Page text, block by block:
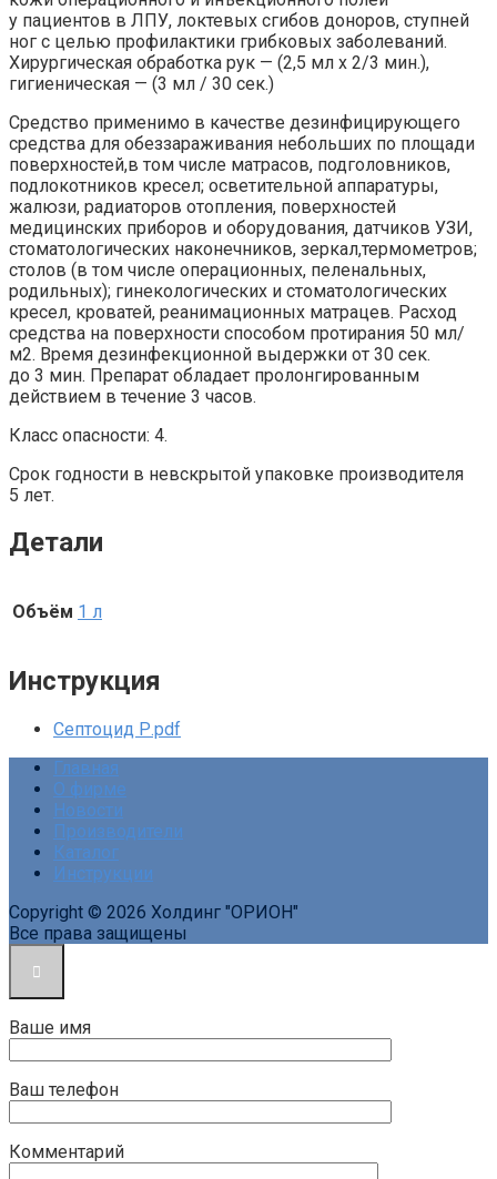
у пациентов в ЛПУ, локтевых сгибов доноров, ступней
ног с целью профилактики грибковых заболеваний.
Хирургическая обработка рук — (2,5 мл х 2/3 мин.),
гигиеническая — (3 мл / 30 сек.)
Средство применимо в качестве дезинфицирующего
средства для обеззараживания небольших по площади
поверхностей,в том числе матрасов, подголовников,
подлокотников кресел; осветительной аппаратуры,
жалюзи, радиаторов отопления, поверхностей
медицинских приборов и оборудования, датчиков УЗИ,
стоматологических наконечников, зеркал,термометров;
столов (в том числе операционных, пеленальных,
родильных); гинекологических и стоматологических
кресел, кроватей, реанимационных матрацев. Расход
средства на поверхности способом протирания 50 мл/
м2. Время дезинфекционной выдержки от 30 сек.
до 3 мин. Препарат обладает пролонгированным
действием в течение 3 часов.
Класс опасности: 4.
Срок годности в невскрытой упаковке производителя
5 лет.
Детали
Объём 1 л
Инструкция
Септоцид Р.pdf
Главная
О фирме
Новости
Производители
Каталог
Инструкции
Copyright © 2026 Холдинг "ОРИОН"
Все права защищены
Ваше имя
Ваш телефон
Комментарий